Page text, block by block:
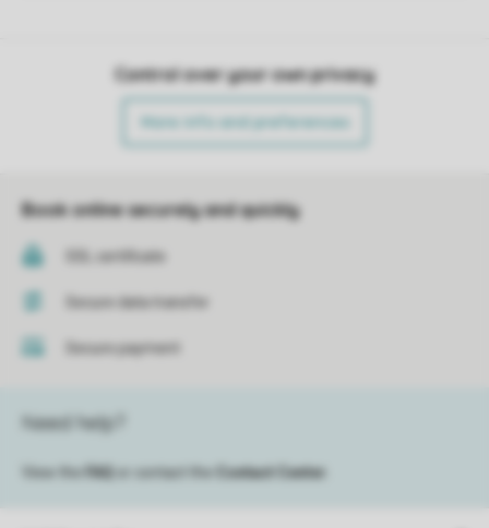
Control over your own privacy
More info and preferences
Book online securely and quickly
SSL certificate
Secure data transfer
Secure payment
Need help?
View the FAQ or contact the Contact Center